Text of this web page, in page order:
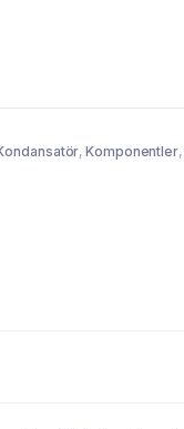
,Komponentler,